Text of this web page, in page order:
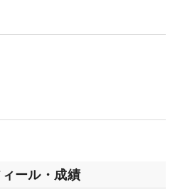
ール・成績